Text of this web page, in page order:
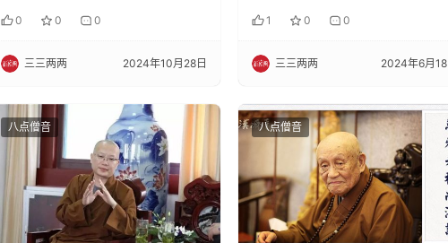
0 0 0
三三两两 2024年10月28日
1 0 0
三三两两 2024年6月
八点僧音 八点僧音